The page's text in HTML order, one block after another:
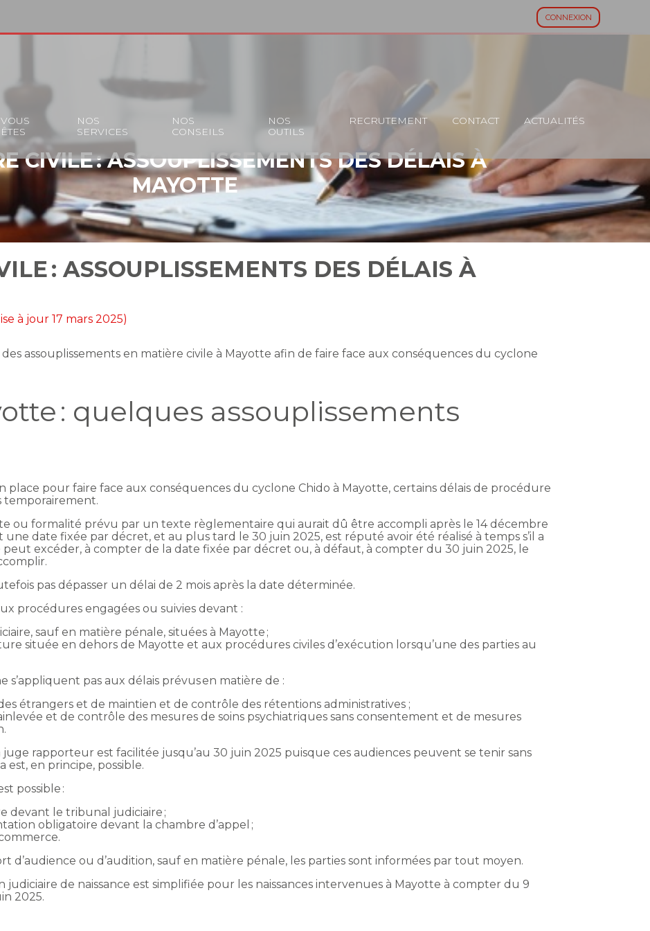
CONNEXION
VOUS
ÊTES
NOS
SERVICES
NOS
CONSEILS
NOS
OUTILS
RECRUTEMENT CONTACT ACTUALITÉS
CIVILE : ASSOUPLISSEMENTS DES DÉLAIS À
MAYOTTE
: ASSOUPLISSEMENTS DES DÉLAIS À
à jour 17 mars 2025)
assouplissements en matière civile à Mayotte afin de faire face aux conséquences du cyclone
: quelques assouplissements
place pour faire face aux conséquences du cyclone Chido à Mayotte, certains délais de procédure
temporairement.
ou formalité prévu par un texte règlementaire qui aurait dû être accompli après le 14 décembre
date fixée par décret, et au plus tard le 30 juin 2025, est réputé avoir été réalisé à temps s’il a
excéder, à compter de la date fixée par décret ou, à défaut, à compter du 30 juin 2025, le
pas dépasser un délai de 2 mois après la date déterminée.
procédures engagées ou suivies devant :
sauf en matière pénale, situées à Mayotte ;
située en dehors de Mayotte et aux procédures civiles d’exécution lorsqu’une des parties au
s’appliquent pas aux délais prévus en matière de :
étrangers et de maintien et de contrôle des rétentions administratives ;
et de contrôle des mesures de soins psychiatriques sans consentement et de mesures
juge rapporteur est facilitée jusqu’au 30 juin 2025 puisque ces audiences peuvent se tenir sans
est, en principe, possible.
possible :
devant le tribunal judiciaire ;
obligatoire devant la chambre d’appel ;
d’audience ou d’audition, sauf en matière pénale, les parties sont informées par tout moyen.
de naissance est simplifiée pour les naissances intervenues à Mayotte à compter du 9
2025.